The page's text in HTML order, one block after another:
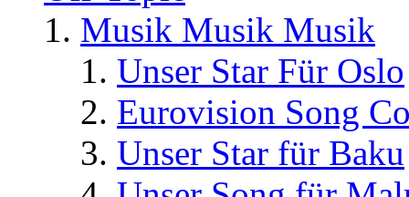
Musik Musik Musik
Unser Star Für Oslo
Eurovision Song
Unser Star für Baku